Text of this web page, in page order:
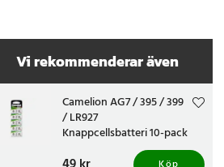
Vi rekommenderar även
Camelion AG7 / 395 / 399
/ LR927
Knappcellsbatteri 10-pack